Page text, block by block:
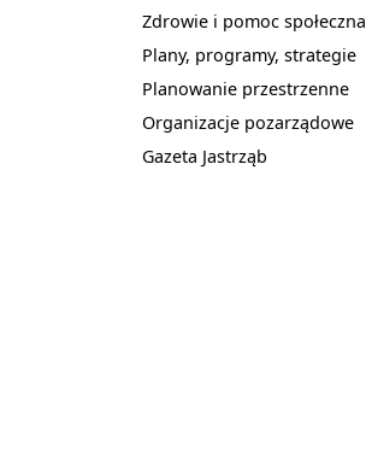
Zdrowie i pomoc społeczna
Plany, programy, strategie
Planowanie przestrzenne
Organizacje pozarządowe
Gazeta Jastrząb